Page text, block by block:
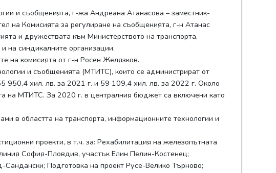
и съобщенията, г-жа Андреана Атанасова – заместник-
на Комисията за регулиране на съобщенията, г-н Атанас
и дружествата към Министерството на транспорта,
на синдикалните организации.
на комисията от г-н Росен Желязков.
и съобщенията (МТИТС), които се администрират от
950,4 хил. лв. за 2021 г. и 59 109,4 хил. лв. за 2022 г. Около
на МТИТС. За 2020 г. в централния бюджет са включени като
в областта на транспорта, информационните технологии и
проекти, в т.ч. за: Рехабилитация на железопътната
София-Пловдив, участък Елин Пелин-Костенец;
Подготовка на проект Русе-Велико Търново;